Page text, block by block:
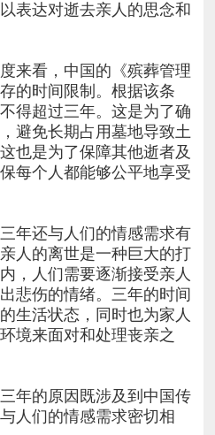
表达对逝去亲人的思念和
来看，中国的《殡葬管理
的时间限制。根据该条
得超过三年。这是为了确
避免长期占用墓地导致土
也是为了保障其他逝者及
每个人都能够公平地享受
年还与人们的情感需求有
人的离世是一种巨大的打
，人们需要逐渐接受亲人
悲伤的情绪。三年的时间
生活状态，同时也为家人
境来面对和处理丧亲之
年的原因既涉及到中国传
人们的情感需求密切相